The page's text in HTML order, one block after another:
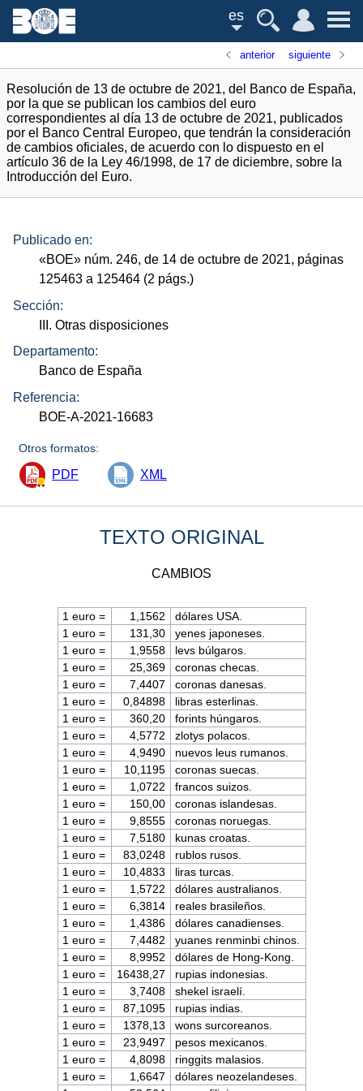
es
anterior siguiente
Resolución de 13 de octubre de 2021, del Banco de España,
por la que se publican los cambios del euro
correspondientes al día 13 de octubre de 2021, publicados
por el Banco Central Europeo, que tendrán la consideración
de cambios oficiales, de acuerdo con lo dispuesto en el
artículo 36 de la Ley 46/1998, de 17 de diciembre, sobre la
Introducción del Euro.
Publicado en:
«BOE» núm. 246, de 14 de octubre de 2021, páginas
125463 a 125464 (2 págs.)
Sección:
III. Otras disposiciones
Departamento:
Banco de España
Referencia:
BOE-A-2021-16683
Otros formatos:
PDF XML
TEXTO ORIGINAL
CAMBIOS
1 euro = 1,1562
dólares USA.
1 euro =
131,30
yenes japoneses.
1 euro =
1,9558
levs búlgaros.
1 euro =
25,369
coronas checas.
1 euro =
7,4407
coronas danesas.
1 euro =
0,84898
libras esterlinas.
1 euro =
360,20
forints húngaros.
1 euro =
4,5772
zlotys polacos.
1 euro =
4,9490
nuevos leus rumanos.
1 euro =
10,1195
coronas suecas.
1 euro =
1,0722
francos suizos.
1 euro =
150,00
coronas islandesas.
1 euro =
9,8555
coronas noruegas.
1 euro =
7,5180
kunas croatas.
1 euro =
83,0248
rublos rusos.
1 euro =
10,4833
liras turcas.
1 euro =
1,5722
dólares australianos.
1 euro =
6,3814
reales brasileños.
1 euro =
1,4386
dólares canadienses.
1 euro =
7,4482
yuanes renminbi chinos.
1 euro =
8,9952
dólares de Hong-Kong.
1 euro =
16438,27
rupias indonesias.
1 euro =
3,7408
shekel israelí.
1 euro =
87,1095
rupias indias.
1 euro =
1378,13
wons surcoreanos.
1 euro =
23,9497
pesos mexicanos.
1 euro =
4,8098
ringgits malasios.
1 euro =
1,6647
dólares neozelandeses.